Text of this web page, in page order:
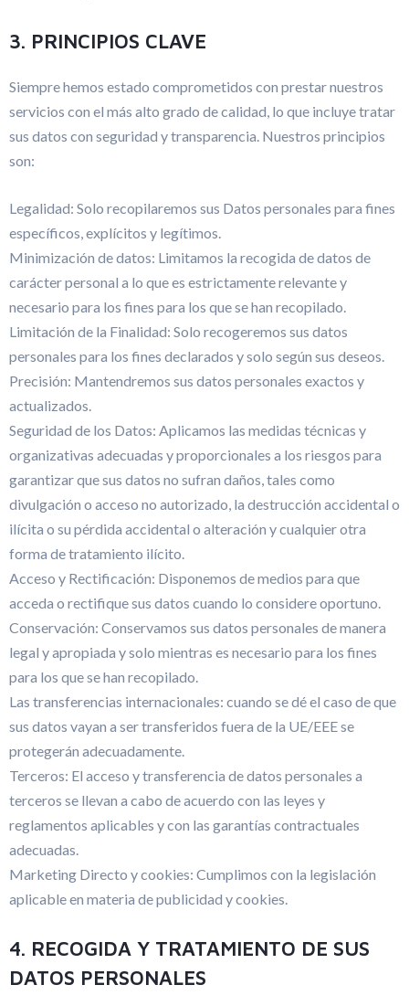
3. PRINCIPIOS CLAVE
Siempre hemos estado comprometidos con prestar nuestros
servicios con el más alto grado de calidad, lo que incluye tratar
sus datos con seguridad y transparencia. Nuestros principios
son:
Legalidad: Solo recopilaremos sus Datos personales para fines
específicos, explícitos y legítimos.
Minimización de datos: Limitamos la recogida de datos de
carácter personal a lo que es estrictamente relevante y
necesario para los fines para los que se han recopilado.
Limitación de la Finalidad: Solo recogeremos sus datos
personales para los fines declarados y solo según sus deseos.
Precisión: Mantendremos sus datos personales exactos y
actualizados.
Seguridad de los Datos: Aplicamos las medidas técnicas y
organizativas adecuadas y proporcionales a los riesgos para
garantizar que sus datos no sufran daños, tales como
divulgación o acceso no autorizado, la destrucción accidental o
ilícita o su pérdida accidental o alteración y cualquier otra
forma de tratamiento ilícito.
Acceso y Rectificación: Disponemos de medios para que
acceda o rectifique sus datos cuando lo considere oportuno.
Conservación: Conservamos sus datos personales de manera
legal y apropiada y solo mientras es necesario para los fines
para los que se han recopilado.
Las transferencias internacionales: cuando se dé el caso de que
sus datos vayan a ser transferidos fuera de la UE/EEE se
protegerán adecuadamente.
Terceros: El acceso y transferencia de datos personales a
terceros se llevan a cabo de acuerdo con las leyes y
reglamentos aplicables y con las garantías contractuales
adecuadas.
Marketing Directo y cookies: Cumplimos con la legislación
aplicable en materia de publicidad y cookies.
4. RECOGIDA Y TRATAMIENTO DE SUS
DATOS PERSONALES